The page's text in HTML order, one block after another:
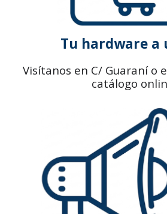
Tu hardware a
Visítanos en C/ Guaraní o
catálogo